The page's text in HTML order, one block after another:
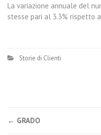
La variazione annuale del
stesse pari al 3.3% rispetto
Storie di Clienti
← GRADO